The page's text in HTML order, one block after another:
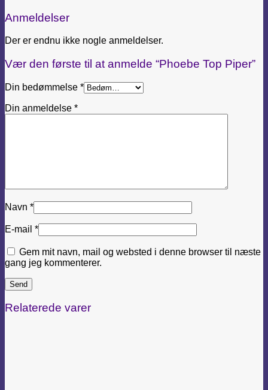
Anmeldelser
Der er endnu ikke nogle anmeldelser.
Vær den første til at anmelde “Phoebe Top Piper”
Din bedømmelse *
Din anmeldelse *
Navn *
E-mail *
Gem mit navn, mail og websted i denne browser til næste
gang jeg kommenterer.
Relaterede varer